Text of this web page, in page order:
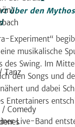
Tanz
Comedy
über den
Experiment“
musikalische
des Swing. Im
den Songs und
nähert und dabei
Entertainers
Live-Band